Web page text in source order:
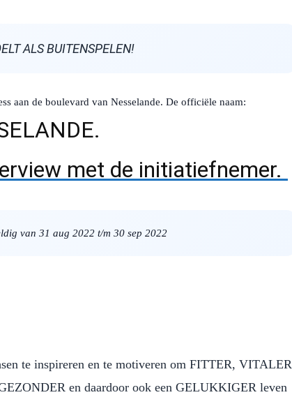
ALS BUITENSPELEN!
aan de boulevard van Nesselande. De officiële naam:
met de initiatiefnemer.
van 31 aug 2022 t/m 30 sep 2022
te inspireren en te motiveren om FITTER, VITALER
en daardoor ook een GELUKKIGER leven